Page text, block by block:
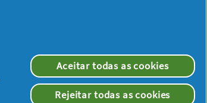
Aceitar todas as cookies
Rejeitar todas as cookies